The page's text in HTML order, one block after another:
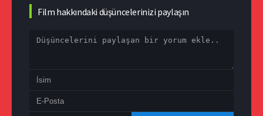
Film hakkındaki düşüncelerinizi paylaşın